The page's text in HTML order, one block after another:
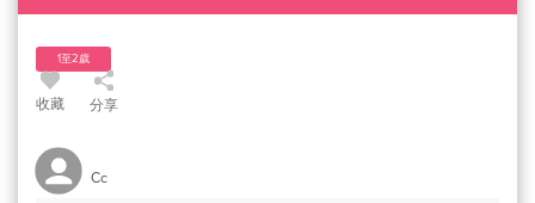
1至2歲
收藏 分享
Cc